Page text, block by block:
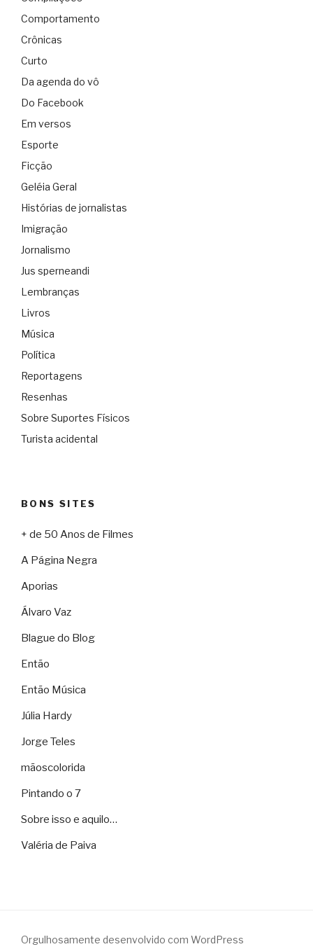
Comportamento
Crônicas
Curto
Da agenda do vô
Do Facebook
Em versos
Esporte
Ficção
Geléia Geral
Histórias de jornalistas
Imigração
Jornalismo
Jus sperneandi
Lembranças
Livros
Música
Política
Reportagens
Resenhas
Sobre Suportes Físicos
Turista acidental
BONS SITES
+ de 50 Anos de Filmes
A Página Negra
Aporias
Álvaro Vaz
Blague do Blog
Então
Então Música
Júlia Hardy
Jorge Teles
mãoscolorida
Pintando o 7
Sobre isso e aquilo…
Valéria de Paiva
Orgulhosamente desenvolvido com WordPress